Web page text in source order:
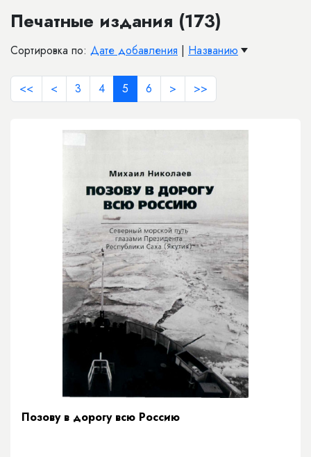
Печатные издания (173)
Сортировка по: Дате добавления | Названию
<< < 3 4 5 6 > >>
Позову в дорогу всю Россию